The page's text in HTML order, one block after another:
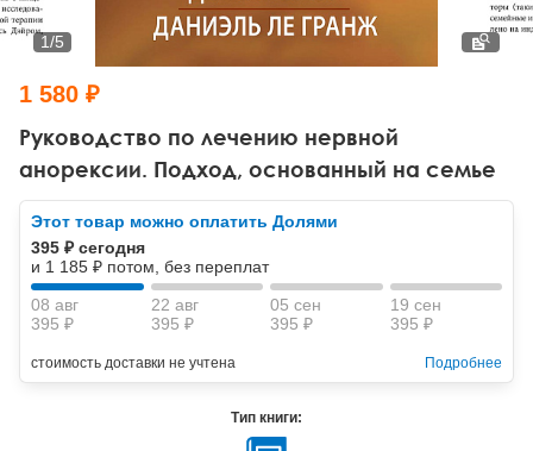
Тревожные расстройства, панические атаки
Психодрама
Другие направления психотерапии
Классический, эриксоновский гипноз и НЛП
НЛП
Психология труда и эргономика
Социальная психология
Социальная и организационная психология
Классический и юнгианский психоанализ
Руководство по лечению нервной
анорексии. Подход, основанный на семье
1/5
1 580 ₽
Этот товар можно оплатить Долями
395 ₽ сегодня
и 1 185 ₽ потом, без переплат
08 авг
395 ₽
22 авг
395 ₽
05 сен
395 ₽
19 сен
395 ₽
стоимость доставки не учтена Подробнее
Тип книги: